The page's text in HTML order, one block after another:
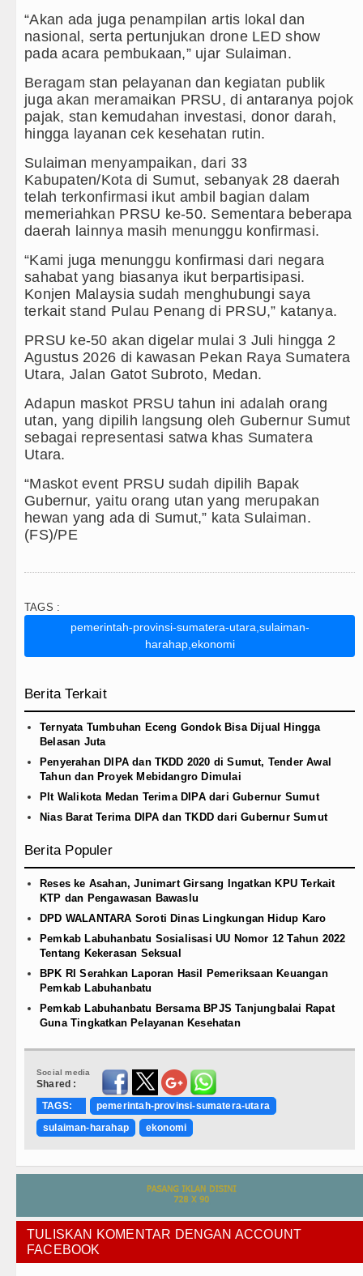
“Akan ada juga penampilan artis lokal dan
nasional, serta pertunjukan drone LED show
pada acara pembukaan,” ujar Sulaiman.
Beragam stan pelayanan dan kegiatan publik
juga akan meramaikan PRSU, di antaranya pojok
pajak, stan kemudahan investasi, donor darah,
hingga layanan cek kesehatan rutin.
Sulaiman menyampaikan, dari 33
Kabupaten/Kota di Sumut, sebanyak 28 daerah
telah terkonfirmasi ikut ambil bagian dalam
memeriahkan PRSU ke-50. Sementara beberapa
daerah lainnya masih menunggu konfirmasi.
“Kami juga menunggu konfirmasi dari negara
sahabat yang biasanya ikut berpartisipasi.
Konjen Malaysia sudah menghubungi saya
terkait stand Pulau Penang di PRSU,” katanya.
PRSU ke-50 akan digelar mulai 3 Juli hingga 2
Agustus 2026 di kawasan Pekan Raya Sumatera
Utara, Jalan Gatot Subroto, Medan.
Adapun maskot PRSU tahun ini adalah orang
utan, yang dipilih langsung oleh Gubernur Sumut
sebagai representasi satwa khas Sumatera
Utara.
“Maskot event PRSU sudah dipilih Bapak
Gubernur, yaitu orang utan yang merupakan
hewan yang ada di Sumut,” kata Sulaiman.
(FS)/PE
TAGS :
pemerintah-provinsi-sumatera-utara,sulaiman-
harahap,ekonomi
Berita Terkait
Ternyata Tumbuhan Eceng Gondok Bisa Dijual Hingga
Belasan Juta
Penyerahan DIPA dan TKDD 2020 di Sumut, Tender Awal
Tahun dan Proyek Mebidangro Dimulai
Plt Walikota Medan Terima DIPA dari Gubernur Sumut
Nias Barat Terima DIPA dan TKDD dari Gubernur Sumut
Berita Populer
Reses ke Asahan, Junimart Girsang Ingatkan KPU Terkait
KTP dan Pengawasan Bawaslu
DPD WALANTARA Soroti Dinas Lingkungan Hidup Karo
Pemkab Labuhanbatu Sosialisasi UU Nomor 12 Tahun 2022
Tentang Kekerasan Seksual
BPK RI Serahkan Laporan Hasil Pemeriksaan Keuangan
Pemkab Labuhanbatu
Pemkab Labuhanbatu Bersama BPJS Tanjungbalai Rapat
Guna Tingkatkan Pelayanan Kesehatan
Social media
Shared :
TAGS:
pemerintah-provinsi-sumatera-utara
sulaiman-harahap
ekonomi
TULISKAN KOMENTAR DENGAN ACCOUNT
FACEBOOK